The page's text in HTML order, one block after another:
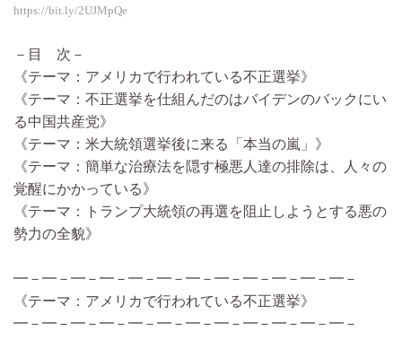
https://bit.ly/2UJMpQe
－目 次－
《テーマ：アメリカで行われている不正選挙》
《テーマ：不正選挙を仕組んだのはバイデンのバックにい
る中国共産党》
《テーマ：米大統領選挙後に来る「本当の嵐」》
《テーマ：簡単な治療法を隠す極悪人達の排除は、人々の
覚醒にかかっている》
《テーマ：トランプ大統領の再選を阻止しようとする悪の
勢力の全貌》
━－━－━－━－━－━－━－━－━－━－━－━－
《テーマ：アメリカで行われている不正選挙》
━－━－━－━－━－━－━－━－━－━－━－━－